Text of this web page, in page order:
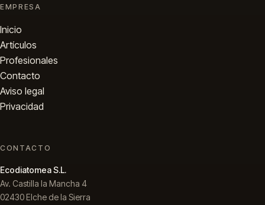
EMPRESA
Inicio
Artículos
Profesionales
Contacto
Aviso legal
Privacidad
CONTACTO
Ecodiatomea S.L.
Av. Castilla la Mancha 4
02430 Elche de la Sierra